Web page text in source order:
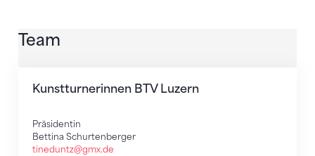
Team
Kunstturnerinnen BTV Luzern
Präsidentin
Bettina Schurtenberger
tineduntz@gmx.de